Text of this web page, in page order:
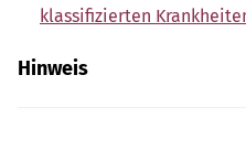
klassifizierten
Hinweis